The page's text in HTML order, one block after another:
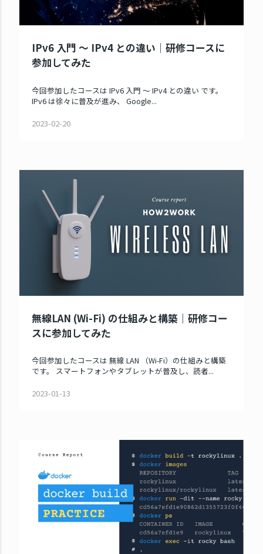
IPv6 入門 ～ IPv4 との違い｜研修コースに
参加してみた
今回参加したコースは IPv6 入門 ～ IPv4 との違い です。
IPv6 は徐々に普及が進み、 Google...
2023-02-20
無線LAN (Wi-Fi) の仕組みと構築｜研修コー
スに参加してみた
今回参加したコースは 無線 LAN （Wi-Fi）の仕組みと構築
です。 スマートフォンやタブレットが普及し、読者...
2023-01-13